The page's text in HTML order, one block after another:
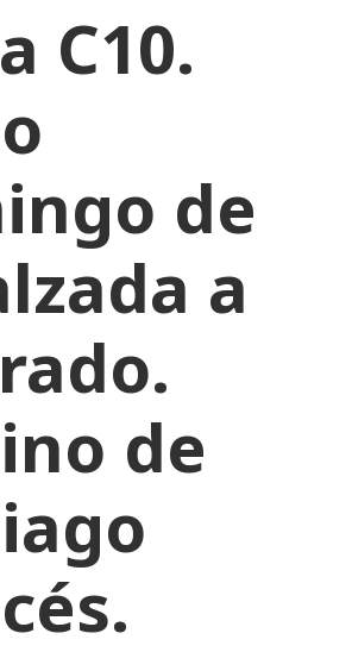
C10.
de
a
de